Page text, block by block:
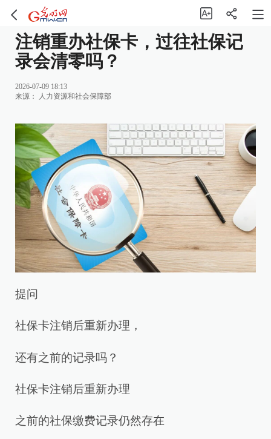
注销重办社保卡，过往社保记
录会清零吗？
2026-07-09 18:13
来源：
人力资源和社会保障部
提问
社保卡注销后重新办理，
还有之前的记录吗？
社保卡注销后重新办理
之前的社保缴费记录仍然存在